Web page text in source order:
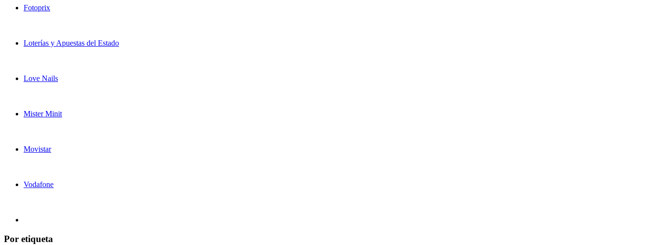
Fotoprix
Loterías y Apuestas del Estado
Love Nails
Mister Minit
Movistar
Vodafone
Por etiqueta